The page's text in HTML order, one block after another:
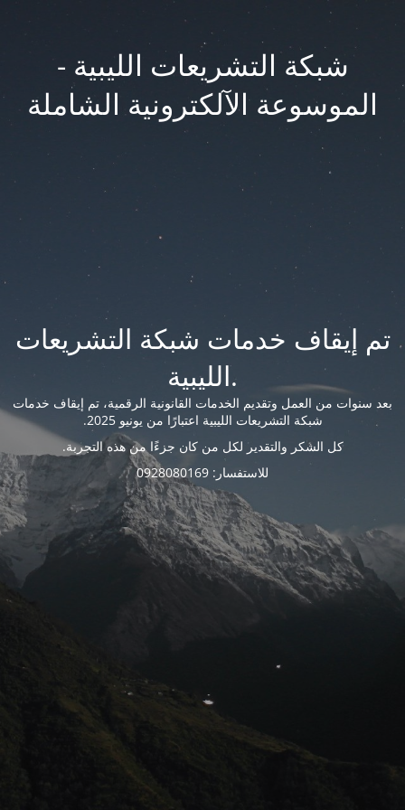
شبكة التشريعات الليبية -
الموسوعة الآلكترونية الشاملة
تم إيقاف خدمات شبكة التشريعات
الليبية.
بعد سنوات من العمل وتقديم الخدمات القانونية الرقمية، تم إيقاف خدمات
شبكة التشريعات الليبية اعتبارًا من يونيو 2025.
كل الشكر والتقدير لكل من كان جزءًا من هذه التجربة.
للاستفسار: 0928080169